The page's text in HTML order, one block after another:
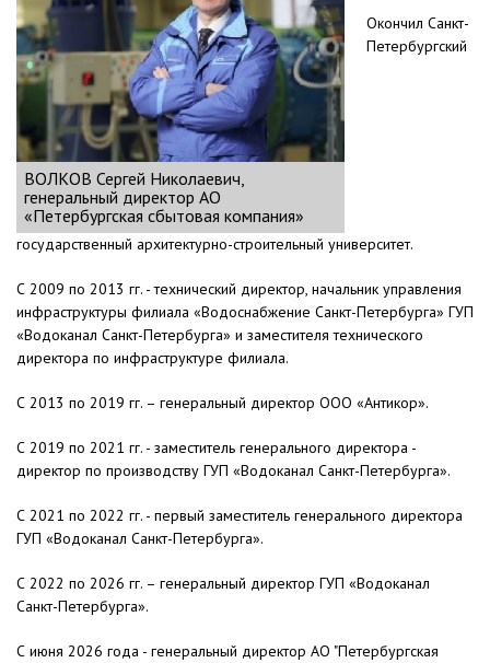
ВОЛКОВ Сергей Николаевич,
генеральный директор АО
«Петербургская сбытовая компания»
Окончил Санкт-
Петербургский
государственный архитектурно-строительный университет.
С 2009 по 2013 гг. - технический директор, начальник управления
инфраструктуры филиала «Водоснабжение Санкт-Петербурга» ГУП
«Водоканал Санкт-Петербурга» и заместителя технического
директора по инфраструктуре филиала.
С 2013 по 2019 гг. – генеральный директор ООО «Антикор».
С 2019 по 2021 гг. - заместитель генерального директора -
директор по производству ГУП «Водоканал Санкт-Петербурга».
С 2021 по 2022 гг. - первый заместитель генерального директора
ГУП «Водоканал Санкт-Петербурга».
С 2022 по 2026 гг. – генеральный директор ГУП «Водоканал
Санкт-Петербурга».
С июня 2026 года - генеральный директор АО "Петербургская